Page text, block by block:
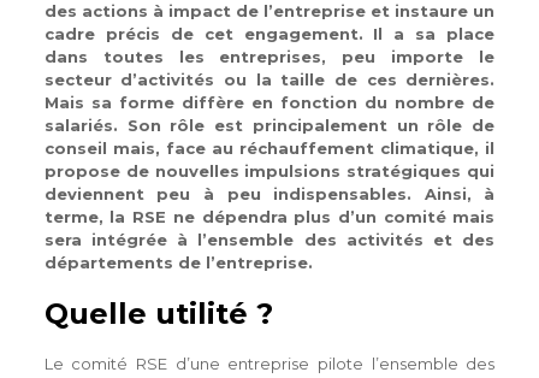
des actions à impact de l’entreprise et instaure un
cadre précis de cet engagement. Il a sa place
dans toutes les entreprises, peu importe le
secteur d’activités ou la taille de ces dernières.
Mais sa forme diffère en fonction du nombre de
salariés. Son rôle est principalement un rôle de
conseil mais, face au réchauffement climatique, il
propose de nouvelles impulsions stratégiques qui
deviennent peu à peu indispensables. Ainsi, à
terme, la RSE ne dépendra plus d’un comité mais
sera intégrée à l’ensemble des activités et des
départements de l’entreprise.
Quelle utilité ?
Le comité RSE d’une entreprise pilote l’ensemble des